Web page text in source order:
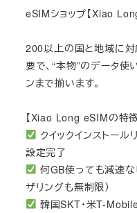
eSIMショップ【Xiao
200以上の国と地域に対
要で、“本物”のデータ使
ンまで揃います。
【Xiao Long eSIMの特徴
クイックインストー
設定完了
何GB使っても減速な
ザリングも無制限）
韓国SKT・米T-